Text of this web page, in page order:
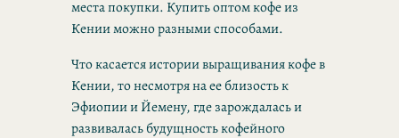
места покупки. Купить оптом кофе из
Кении можно разными способами.
Что касается истории выращивания кофе в
Кении, то несмотря на ее близость к
Эфиопии и Йемену, где зарождалась и
развивалась будущность кофейного